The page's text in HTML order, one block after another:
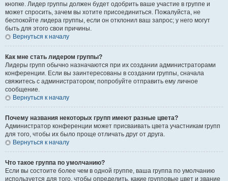
кнопке. Лидер группы должен будет одобрить ваше участие в группе и
может спросить, зачем вы хотите присоединиться. Пожалуйста, не
беспокойте лидера группы, если он отклонил ваш запрос; у него могут
быть для этого свои причины.
Вернуться к началу
Как мне стать лидером группы?
Лидеры групп обычно назначаются при их создании администраторами
конференции. Если вы заинтересованы в создании группы, сначала
свяжитесь с администратором; попробуйте отправить ему личное
сообщение.
Вернуться к началу
Почему названия некоторых групп имеют разные цвета?
Администратор конференции может присваивать цвета участникам групп
для того, чтобы их было проще отличать друг от друга.
Вернуться к началу
Что такое группа по умолчанию?
Если вы состоите более чем в одной группе, ваша группа по умолчанию
используется для того, чтобы определить, какие групповые цвет и звание